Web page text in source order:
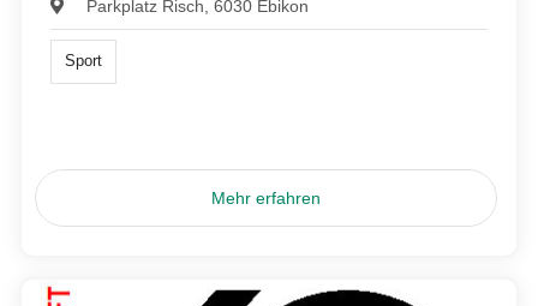
Parkplatz Risch, 6030 Ebikon
Sport
Mehr erfahren